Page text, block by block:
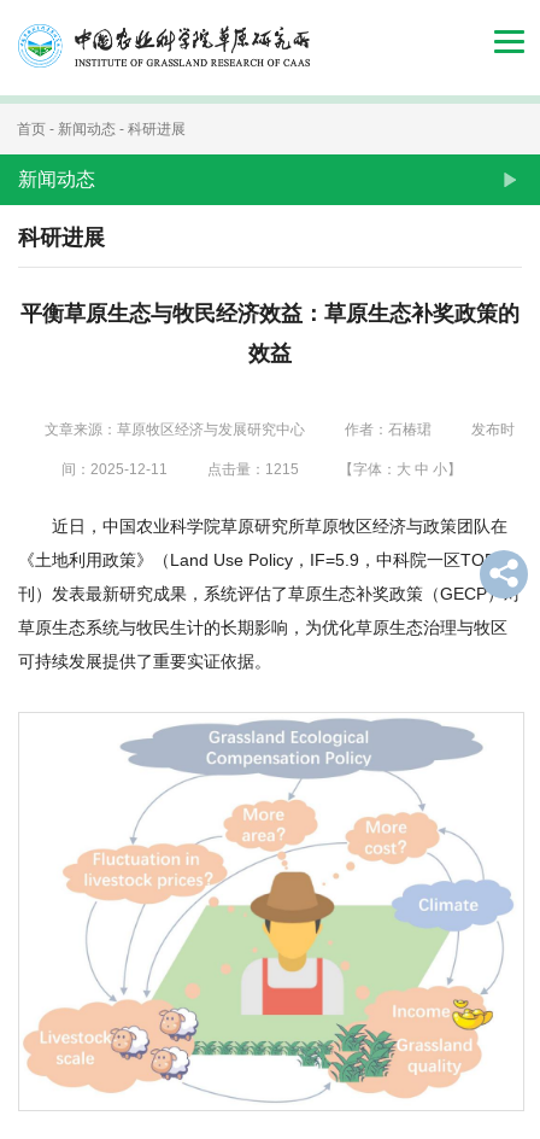
首
织
新
动
才
科
合
作
首页 - 新闻动态 - 科研进展
新闻动态
科研进展
平衡草原生态与牧民经济效益：草原生态补奖政策的
效益
文章来源：草原牧区经济与发展研究中心 作者：石椿珺 发布时
间：2025-12-11 点击量： 1215 【字体： 大 中 小】
近日，中国农业科学院草原研究所草原牧区经济与政策团队在
《土地利用政策》（Land Use Policy，IF=5.9，中科院一区TOP期
刊）发表最新研究成果，系统评估了草原生态补奖政策（GECP）对
草原生态系统与牧民生计的长期影响，为优化草原生态治理与牧区
可持续发展提供了重要实证依据。